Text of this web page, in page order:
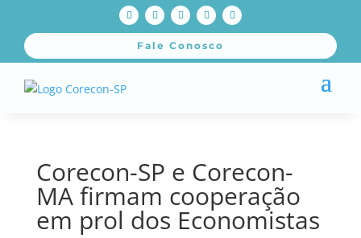
Fale Conosco
Corecon-SP e Corecon-
MA firmam cooperação
em prol dos Economistas